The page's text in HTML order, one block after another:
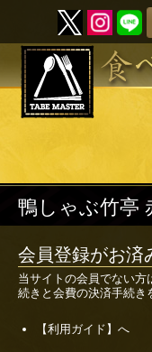
SKIP
鴨しゃぶ竹亭
会員登録がお済
当サイトの会員でない方
続きと会費の決済手続き
【利用ガイド】へ